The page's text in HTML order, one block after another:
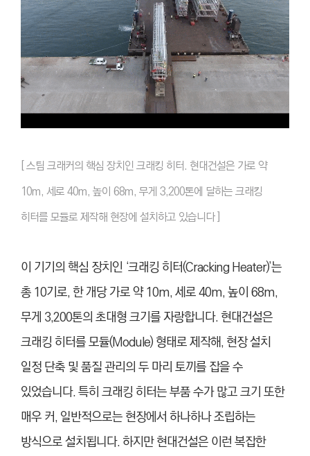
[ 스팀 크래커의 핵심 장치인 크래킹 히터. 현대건설은 가로 약
10m, 세로 40m, 높이 68m, 무게 3,200톤에 달하는 크래킹
히터를 모듈로 제작해 현장에 설치하고 있습니다 ]
이 기기의 핵심 장치인 ‘크래킹 히터(Cracking Heater)’는
총 10기로, 한 개당 가로 약 10m, 세로 40m, 높이 68m,
무게 3,200톤의 초대형 크기를 자랑합니다. 현대건설은
크래킹 히터를 모듈(Module) 형태로 제작해, 현장 설치
일정 단축 및 품질 관리의 두 마리 토끼를 잡을 수
있었습니다. 특히 크래킹 히터는 부품 수가 많고 크기 또한
매우 커, 일반적으로는 현장에서 하나하나 조립하는
방식으로 설치됩니다. 하지만 현대건설은 이런 복잡한